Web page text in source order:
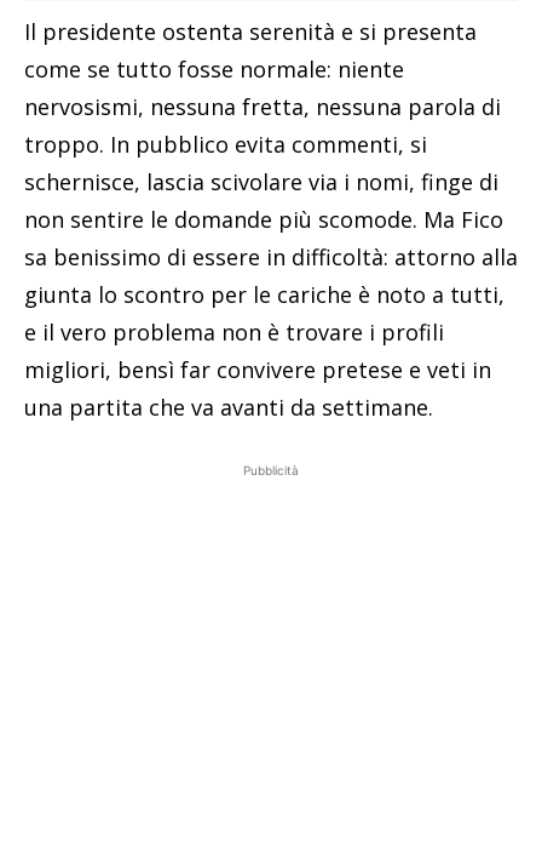
Il presidente ostenta serenità e si presenta
come se tutto fosse normale: niente
nervosismi, nessuna fretta, nessuna parola di
troppo. In pubblico evita commenti, si
schernisce, lascia scivolare via i nomi, finge di
non sentire le domande più scomode. Ma Fico
sa benissimo di essere in difficoltà: attorno alla
giunta lo scontro per le cariche è noto a tutti,
e il vero problema non è trovare i profili
migliori, bensì far convivere pretese e veti in
una partita che va avanti da settimane.
Pubblicità